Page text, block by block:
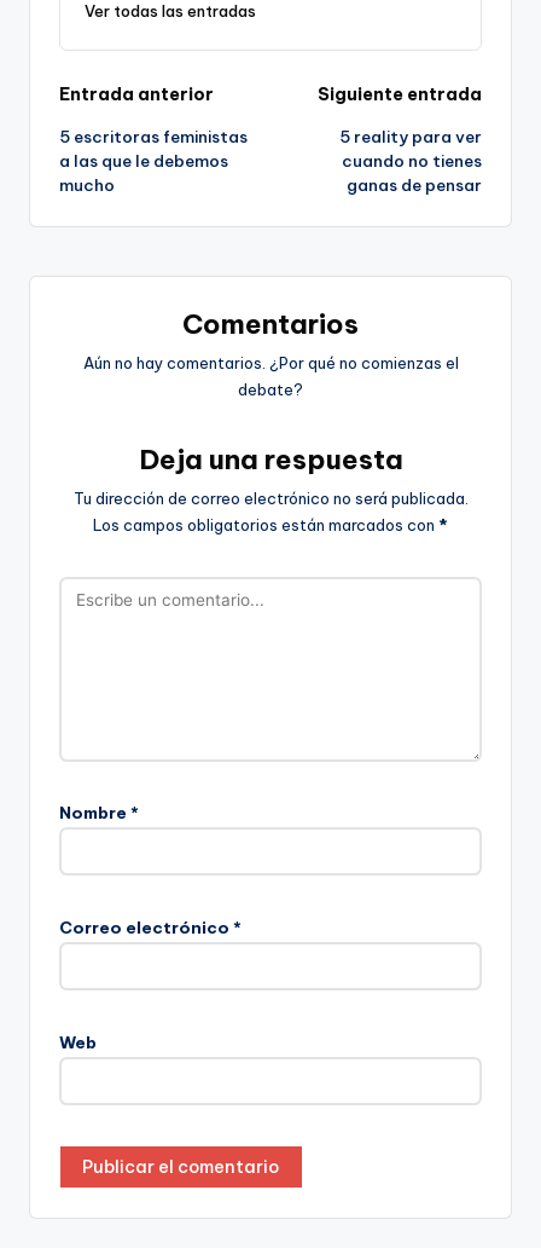
Ver todas las entradas
Navegación
de
entradas
Entrada anterior
5 escritoras feministas
a las que le debemos
mucho
Siguiente entrada
5 reality para ver
cuando no tienes
ganas de pensar
Comentarios
Aún no hay comentarios. ¿Por qué no comienzas el
debate?
Deja una respuesta
Tu dirección de correo electrónico no será publicada.
Los campos obligatorios están marcados con *
Nombre *
Correo electrónico *
Web